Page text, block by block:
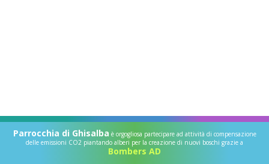
Parrocchia di Ghisalba è orgogliosa partecipare ad attività di compensazione
delle emissioni CO2 piantando alberi per la creazione di nuovi boschi grazie a
Bombers AD